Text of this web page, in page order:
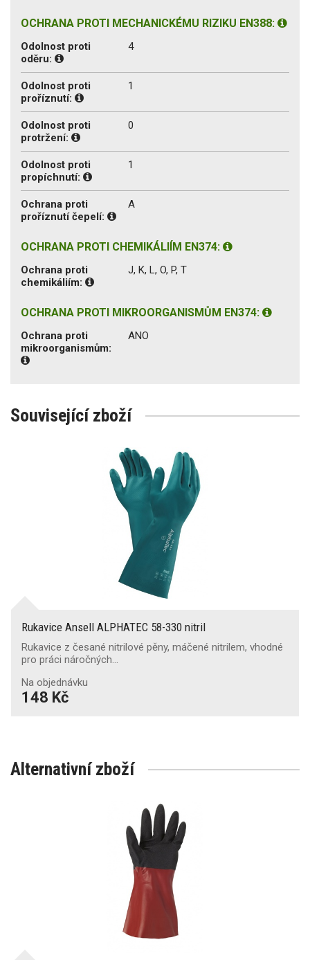
OCHRANA PROTI MECHANICKÉMU RIZIKU EN388:
Odolnost proti
oděru:
4
Odolnost proti
proříznutí:
1
Odolnost proti
protržení:
0
Odolnost proti
propíchnutí:
1
Ochrana proti
proříznutí čepelí:
A
OCHRANA PROTI CHEMIKÁLIÍM EN374:
Ochrana proti
chemikáliím:
J, K, L, O, P, T
OCHRANA PROTI MIKROORGANISMŮM EN374:
Ochrana proti
mikroorganismům:
ANO
Související zboží
Rukavice Ansell ALPHATEC 58-330 nitril
Rukavice z česané nitrilové pěny, máčené nitrilem, vhodné
pro práci náročných…
Na objednávku
148 Kč
Alternativní zboží